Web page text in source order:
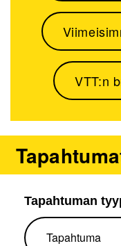
VTT:n
Tapahtuman